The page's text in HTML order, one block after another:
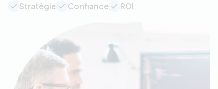
Stratégie Confiance ROI